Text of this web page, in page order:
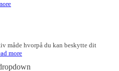
måde hvorpå du kan beskytte dit
more